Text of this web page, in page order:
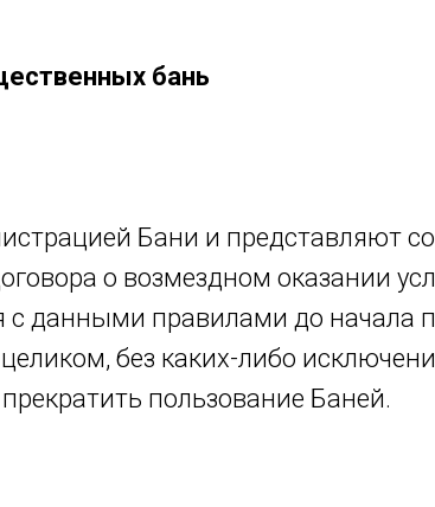
бань
Бани и представляют
о возмездном оказании
данными правилами до начала
без каких-либо
пользование Баней.